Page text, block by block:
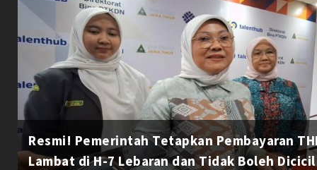
Resmi! Pemerintah Tetapkan Pembayaran
Lambat di H-7 Lebaran dan Tidak Boleh Dicicil